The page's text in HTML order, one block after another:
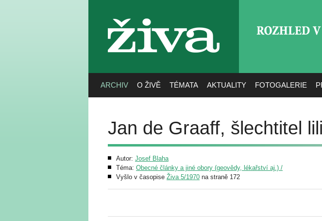
živa
ARCHIV O ŽIVĚ TÉMATA AKTUALITY FOTOGALERIE
Jan de Graaff, šlechtitel
Autor: Josef Blaha
Téma: Obecné články a jiné obory (geovědy, lékařství aj.) /
Vyšlo v časopise Živa 5/1970 na straně 172